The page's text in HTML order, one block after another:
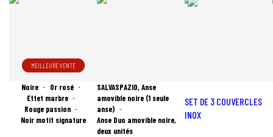
MEILLEURE VENTE
Noire
Or rosé
Effet marbre
Rouge passion
Noir motif signature
SALVASPAZIO, Anse
amovible noire (1 seule
anse)
Anse Duo amovible noire,
deux unités
SET DE 3 COUVERCLES
INOX